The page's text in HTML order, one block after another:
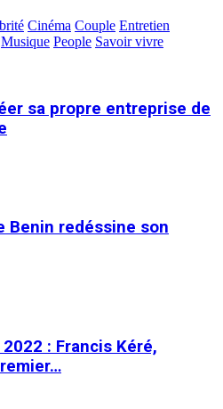
Cinéma Couple Entretien
Musique People Savoir vivre
sa propre entreprise de
Benin redéssine son
: Francis Kéré,